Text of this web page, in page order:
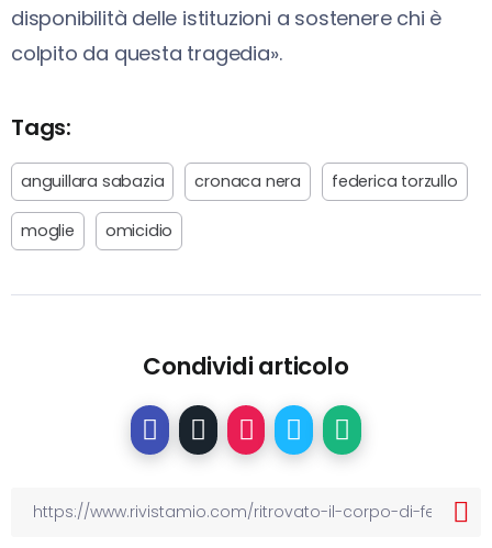
disponibilità delle istituzioni a sostenere chi è
colpito da questa tragedia».
Tags:
anguillara sabazia cronaca nera federica torzullo
moglie omicidio
Condividi articolo